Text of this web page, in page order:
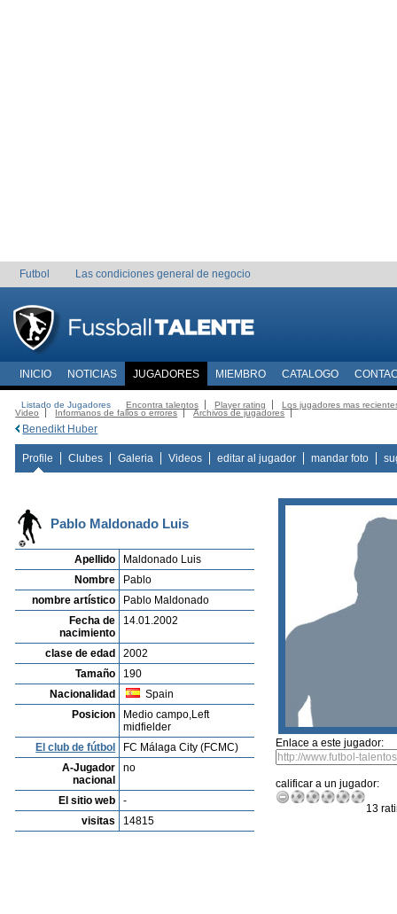
Futbol Las condiciones general de negocio
INICIO NOTICIAS JUGADORES MIEMBRO CATALOGO
Listado de Jugadores Encontra talentos Player rating
Los jugadores mas
Video
Informanos de fallos o errores Archivos de jugadores
Benedikt Huber
Profile Clubes Galeria Videos editar al jugador mandar foto
Pablo Maldonado Luis
Apellido
Maldonado Luis
Nombre
Pablo
nombre artístico
Pablo Maldonado
Fecha de
nacimiento
14.01.2002
clase de edad
2002
Tamaño
190
Nacionalidad
Spain
Posicion
Medio campo,Left
midfielder
El club de fútbol
FC Málaga City (FCMC)
A-Jugador
nacional
no
El sitio web
-
visitas
14815
Enlace a este jugador:
calificar a un jugador:
13